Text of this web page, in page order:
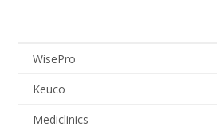
WisePro
Keuco
Mediclinics